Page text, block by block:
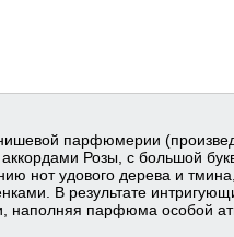
парфюмерии
Розы, с большой
нот удового дерева и
В результате
наполняя парфюма особой